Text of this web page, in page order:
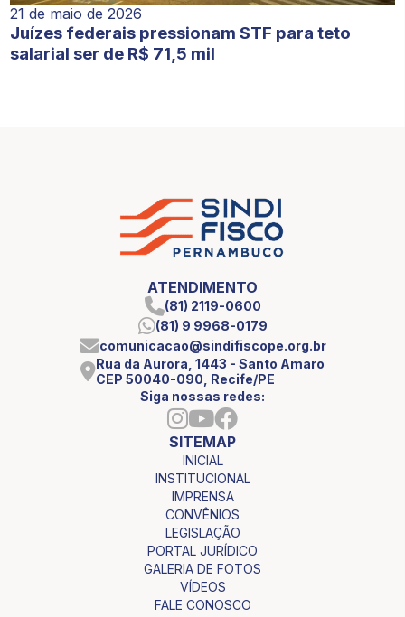
21 de maio de 2026
Juízes federais pressionam STF para teto
salarial ser de R$ 71,5 mil
ATENDIMENTO
(81) 2119-0600
(81) 9 9968-0179
comunicacao@sindifiscope.org.br
Rua da Aurora, 1443 - Santo Amaro
CEP 50040-090, Recife/PE
Siga nossas redes:
SITEMAP
INICIAL
INSTITUCIONAL
IMPRENSA
CONVÊNIOS
LEGISLAÇÃO
PORTAL JURÍDICO
GALERIA DE FOTOS
VÍDEOS
FALE CONOSCO